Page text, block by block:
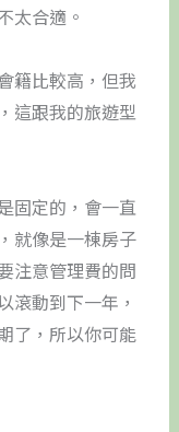
太合適。
籍比較高，但我
這跟我的旅遊型
固定的，會一直
就像是一棟房子
注意管理費的問
滾動到下一年，
了，所以你可能